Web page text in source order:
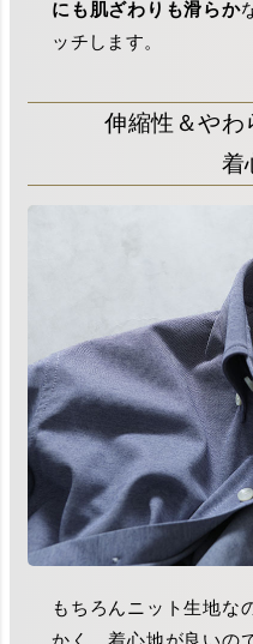
にも肌ざわりも滑らか
ッチします。
伸縮性＆やわ
着
もちろんニット生地な